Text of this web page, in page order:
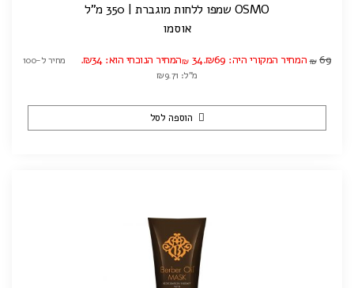
OSMO שמפו ללחות מוגברת | 350 מ"ל
אוסמו
₪ 69 המחיר המקורי היה: ₪69. ₪ 34 המחיר הנוכחי הוא: ₪34.
מחיר ל-100
מ"ל: ₪9.71
הוספה לסל